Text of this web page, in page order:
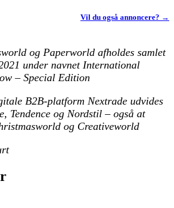
Vil du også annoncere? →
og Paperworld afholdes samlet
under navnet International
– Special Edition
B2B-platform Nextrade udvides
Tendence og Nordstil – også at
og Creativeworld